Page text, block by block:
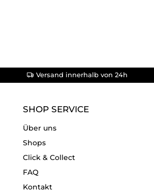
Versand innerhalb von 24h
SHOP SERVICE
Über uns
Shops
Click & Collect
FAQ
Kontakt